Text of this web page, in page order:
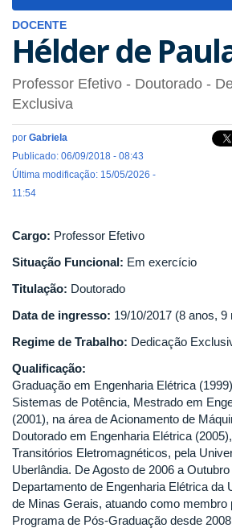
DOCENTE
Hélder de
Professor Efetivo - Doutorado -
Exclusiva
por Gabriela
Publicado: 06/09/2018 - 08:43
Última modificação: 15/05/2026 -
11:54
Cargo: Professor Efetivo
Situação Funcional: Em exercício
Titulação: Doutorado
Data de ingresso: 19/10/2017 (8 anos,
Regime de Trabalho: Dedicação
Qualificação:
Graduação em Engenharia Elétrica
Sistemas de Potência, Mestrado em
(2001), na área de Acionamento de
Doutorado em Engenharia Elétrica
Transitórios Eletromagnéticos, pela
Uberlândia. De Agosto de 2006 a
Departamento de Engenharia Elétrica da
de Minas Gerais, atuando como membro
Programa de Pós-Graduação desde